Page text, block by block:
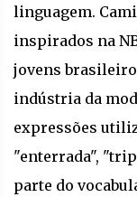
linguagem.
inspirados na
jovens
indústria da
expressões
"enterrada",
parte do